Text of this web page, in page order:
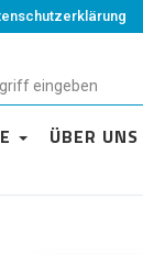
ÜBER UNS